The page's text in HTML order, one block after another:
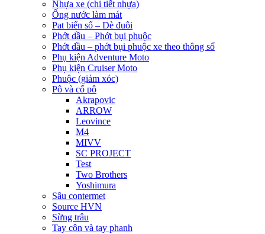
Nhựa xe (chi tiết nhựa)
Ống nước làm mát
Pat biển số – Dè đuôi
Phớt dầu – Phớt bụi phuộc
Phớt dầu – phớt bụi phuộc xe theo thông số
Phụ kiện Adventure Moto
Phụ kiện Cruiser Moto
Phuộc (giảm xóc)
Pô và cổ pô
Akrapovic
ARROW
Leovince
M4
MIVV
SC PROJECT
Test
Two Brothers
Yoshimura
Sâu contermet
Source HVN
Sừng trâu
Tay côn và tay phanh